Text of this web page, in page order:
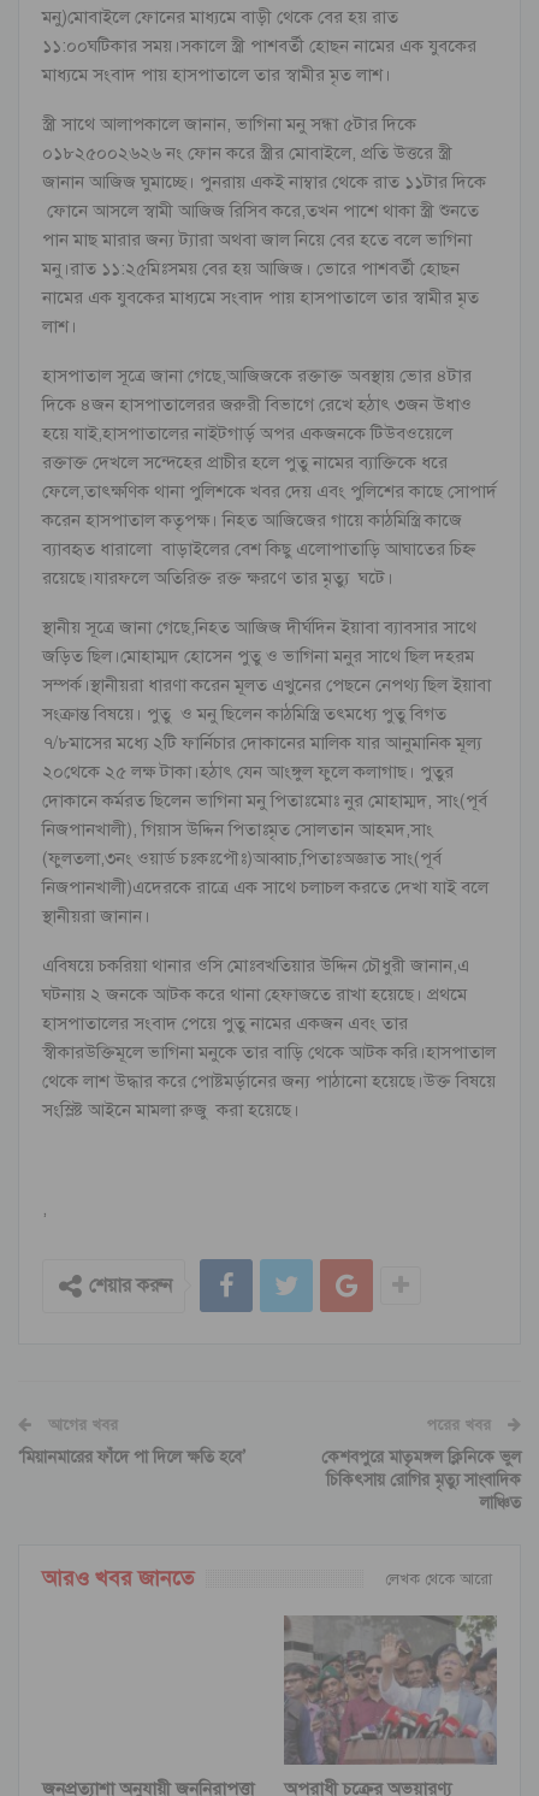
মনু)মোবাইলে ফোনের মাধ্যমে বাড়ী থেকে বের হয় রাত
১১:০০ঘটিকার সময়।সকালে স্ত্রী পাশবর্তী হোছন নামের এক যুবকের
মাধ্যমে সংবাদ পায় হাসপাতালে তার স্বামীর মৃত লাশ।
স্ত্রী সাথে আলাপকালে জানান, ভাগিনা মনু সন্ধা ৫টার দিকে
০১৮২৫০০২৬২৬ নং ফোন করে স্ত্রীর মোবাইলে, প্রতি উত্তরে স্ত্রী
জানান আজিজ ঘুমাচ্ছে। পুনরায় একই নাম্বার থেকে রাত ১১টার দিকে
ফোনে আসলে স্বামী আজিজ রিসিব করে,তখন পাশে থাকা স্ত্রী শুনতে
পান মাছ মারার জন্য ট্যারা অথবা জাল নিয়ে বের হতে বলে ভাগিনা
মনু।রাত ১১:২৫মিঃসময় বের হয় আজিজ। ভোরে পাশবর্তী হোছন
নামের এক যুবকের মাধ্যমে সংবাদ পায় হাসপাতালে তার স্বামীর মৃত
লাশ।
হাসপাতাল সূত্রে জানা গেছে,আজিজকে রক্তাক্ত অবস্থায় ভোর ৪টার
দিকে ৪জন হাসপাতালেরর জরুরী বিভাগে রেখে হঠাৎ ৩জন উধাও
হয়ে যাই,হাসপাতালের নাইটগার্ড় অপর একজনকে টিউবওয়েলে
রক্তাক্ত দেখলে সন্দেহের প্রাচীর হলে পুতু নামের ব্যাক্তিকে ধরে
ফেলে,তাৎক্ষণিক থানা পুলিশকে খবর দেয় এবং পুলিশের কাছে সোপার্দ
করেন হাসপাতাল কতৃপক্ষ। নিহত আজিজের গায়ে কাঠমিস্ত্রি কাজে
ব্যাবহৃত ধারালো বাড়াইলের বেশ কিছু এলোপাতাড়ি আঘাতের চিহ্ন
রয়েছে।যারফলে অতিরিক্ত রক্ত ক্ষরণে তার মৃত্যু ঘটে।
স্থানীয় সূত্রে জানা গেছে,নিহত আজিজ দীর্ঘদিন ইয়াবা ব্যাবসার সাথে
জড়িত ছিল।মোহাম্মদ হোসেন পুতু ও ভাগিনা মনুর সাথে ছিল দহরম
সম্পর্ক।স্থানীয়রা ধারণা করেন মূলত এখুনের পেছনে নেপথ্য ছিল ইয়াবা
সংক্রান্ত বিষয়ে। পুতু ও মনু ছিলেন কাঠমিস্ত্রি তৎমধ্যে পুতু বিগত
৭/৮মাসের মধ্যে ২টি ফার্নিচার দোকানের মালিক যার আনুমানিক মূল্য
২০থেকে ২৫ লক্ষ টাকা।হঠাৎ যেন আংঙ্গুল ফুলে কলাগাছ। পুতুর
দোকানে কর্মরত ছিলেন ভাগিনা মনু পিতাঃমোঃ নুর মোহাম্মদ, সাং(পূর্ব
নিজপানখালী), গিয়াস উদ্দিন পিতাঃমৃত সোলতান আহমদ,সাং
(ফুলতলা,৩নং ওয়ার্ড চঃকঃপৌঃ)আব্বাচ,পিতাঃঅজ্ঞাত সাং(পূর্ব
নিজপানখালী)এদেরকে রাত্রে এক সাথে চলাচল করতে দেখা যাই বলে
স্থানীয়রা জানান।
এবিষয়ে চকরিয়া থানার ওসি মোঃবখতিয়ার উদ্দিন চৌধুরী জানান,এ
ঘটনায় ২ জনকে আটক করে থানা হেফাজতে রাখা হয়েছে। প্রথমে
হাসপাতালের সংবাদ পেয়ে পুতু নামের একজন এবং তার
স্বীকারউক্তিমূলে ভাগিনা মনুকে তার বাড়ি থেকে আটক করি।হাসপাতাল
থেকে লাশ উদ্ধার করে পোষ্টমর্ড়ানের জন্য পাঠানো হয়েছে।উক্ত বিষয়ে
সংস্লিষ্ট আইনে মামলা রুজু করা হয়েছে।
,
শেয়ার করুন
আগের খবর
‘মিয়ানমারের ফাঁদে পা দিলে ক্ষতি হবে’
পরের খবর
কেশবপুরে মাতৃমঙ্গল ক্লিনিকে ভুল
চিকিৎসায় রোগির মৃত্যু সাংবাদিক
লাঞ্চিত
আরও খবর জানতে লেখক থেকে আরো
জনপ্রত্যাশা অনুযায়ী জননিরাপত্তা অপরাধী চক্রের অভয়ারণ্য